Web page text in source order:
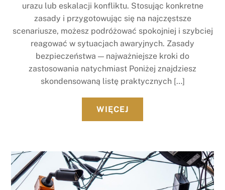
urazu lub eskalacji konfliktu. Stosując konkretne
zasady i przygotowując się na najczęstsze
scenariusze, możesz podróżować spokojniej i szybciej
reagować w sytuacjach awaryjnych. Zasady
bezpieczeństwa — najważniejsze kroki do
zastosowania natychmiast Poniżej znajdziesz
skondensowaną listę praktycznych […]
WIĘCEJ